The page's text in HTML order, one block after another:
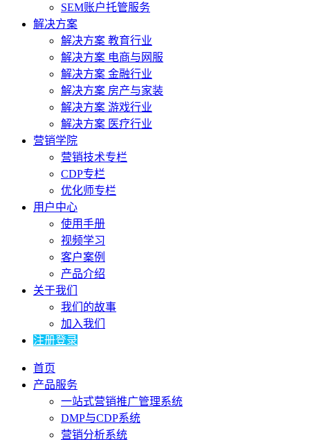
SEM账户托管服务
解决方案
解决方案 教育行业
解决方案 电商与网服
解决方案 金融行业
解决方案 房产与家装
解决方案 游戏行业
解决方案 医疗行业
营销学院
营销技术专栏
CDP专栏
优化师专栏
用户中心
使用手册
视频学习
客户案例
产品介绍
关于我们
我们的故事
加入我们
注册登录
首页
产品服务
一站式营销推广管理系统
DMP与CDP系统
营销分析系统